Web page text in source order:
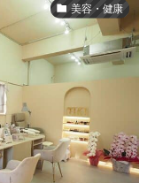
美容・健康